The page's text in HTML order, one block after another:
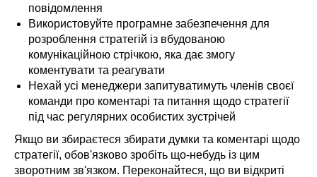
повідомлення
Використовуйте програмне забезпечення для
розроблення стратегій із вбудованою
комунікаційною стрічкою, яка дає змогу
коментувати та реагувати
Нехай усі менеджери запитуватимуть членів своєї
команди про коментарі та питання щодо стратегії
під час регулярних особистих зустрічей
Якщо ви збираєтеся збирати думки та коментарі щодо
стратегії, обов'язково зробіть що-небудь із цим
зворотним зв'язком. Переконайтеся, що ви відкриті